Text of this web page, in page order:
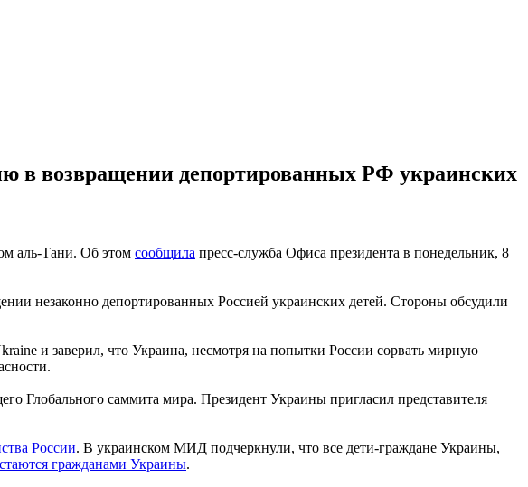
в возвращении депортированных РФ украинских
аль-Тани. Об этом сообщила пресс-служба Офиса президента в понедельник, 8
незаконно депортированных Россией украинских детей. Стороны обсудили
и заверил, что Украина, несмотря на попытки России сорвать мирную
Глобального саммита мира. Президент Украины пригласил представителя
России. В украинском МИД подчеркнули, что все дети-граждане Украины,
гражданами Украины.